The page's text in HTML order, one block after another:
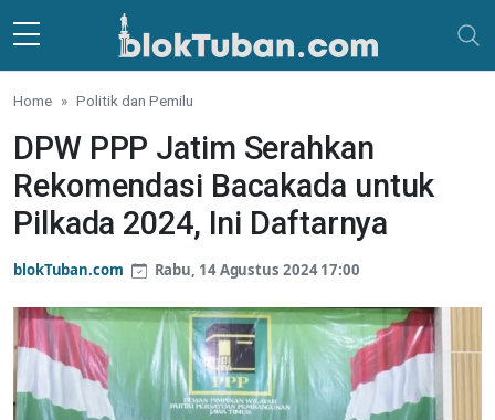
Skip to main content
Home Politik dan Pemilu
DPW PPP Jatim Serahkan
Rekomendasi Bacakada untuk
Pilkada 2024, Ini Daftarnya
blokTuban.com Rabu, 14 Agustus 2024 17:00